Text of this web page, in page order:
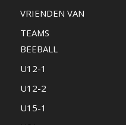
VRIENDEN VAN
TEAMS
BEEBALL
U12-1
U12-2
U15-1